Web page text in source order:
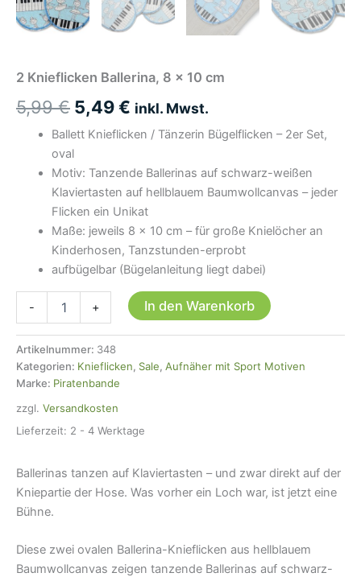
2 Knieflicken Ballerina, 8 x 10 cm
5,99€ Ursprünglicher
Preis
war:
5,99 €
5,49€ Aktueller
Preis
ist:
5,49 €.
inkl. Mwst.
Ballett Knieflicken / Tänzerin Bügelflicken – 2er Set,
oval
Motiv: Tanzende Ballerinas auf schwarz-weißen
Klaviertasten auf hellblauem Baumwollcanvas – jeder
Flicken ein Unikat
Maße: jeweils 8 × 10 cm – für große Knielöcher an
Kinderhosen, Tanzstunden-erprobt
aufbügelbar (Bügelanleitung liegt dabei)
-
Knieflicken
8
x
10
Menge
+ In den Warenkorb
Artikelnummer: 348
Kategorien: Knieflicken, Sale, Aufnäher mit Sport Motiven
Marke: Piratenbande
zzgl. Versandkosten
Lieferzeit: 2 - 4 Werktage
Ballerinas tanzen auf Klaviertasten – und zwar direkt auf der
Kniepartie der Hose. Was vorher ein Loch war, ist jetzt eine
Bühne.
Diese zwei ovalen Ballerina-Knieflicken aus hellblauem
Baumwollcanvas zeigen tanzende Ballerinas auf schwarz-